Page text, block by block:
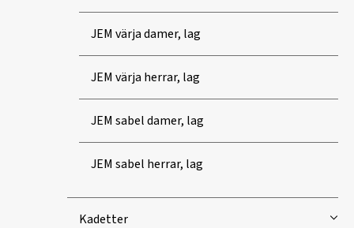
JEM värja damer, lag
JEM värja herrar, lag
JEM sabel damer, lag
JEM sabel herrar, lag
Kadetter